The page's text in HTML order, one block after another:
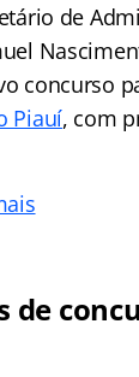
de
concurso
Piauí, com
de